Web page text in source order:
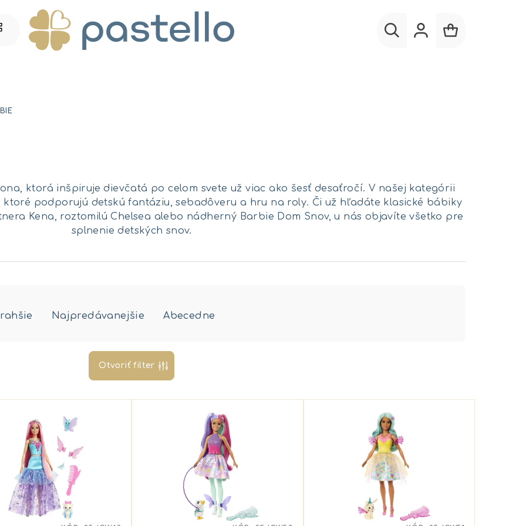
ktorá inšpiruje dievčatá po celom svete už viac ako šesť desaťročí. V našej kategórii
podporujú detskú fantáziu, sebadôveru a hru na roly. Či už hľadáte klasické bábiky
Kena, roztomilú Chelsea alebo nádherný Barbie Dom Snov, u nás objavíte všetko pre
splnenie detských snov.
Najpredávanejšie Abecedne
Otvoriť filter